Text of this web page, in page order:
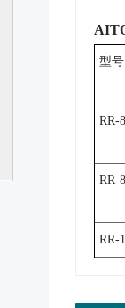
型号
RR-
RR-
RR-